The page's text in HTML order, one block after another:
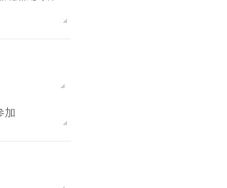
加